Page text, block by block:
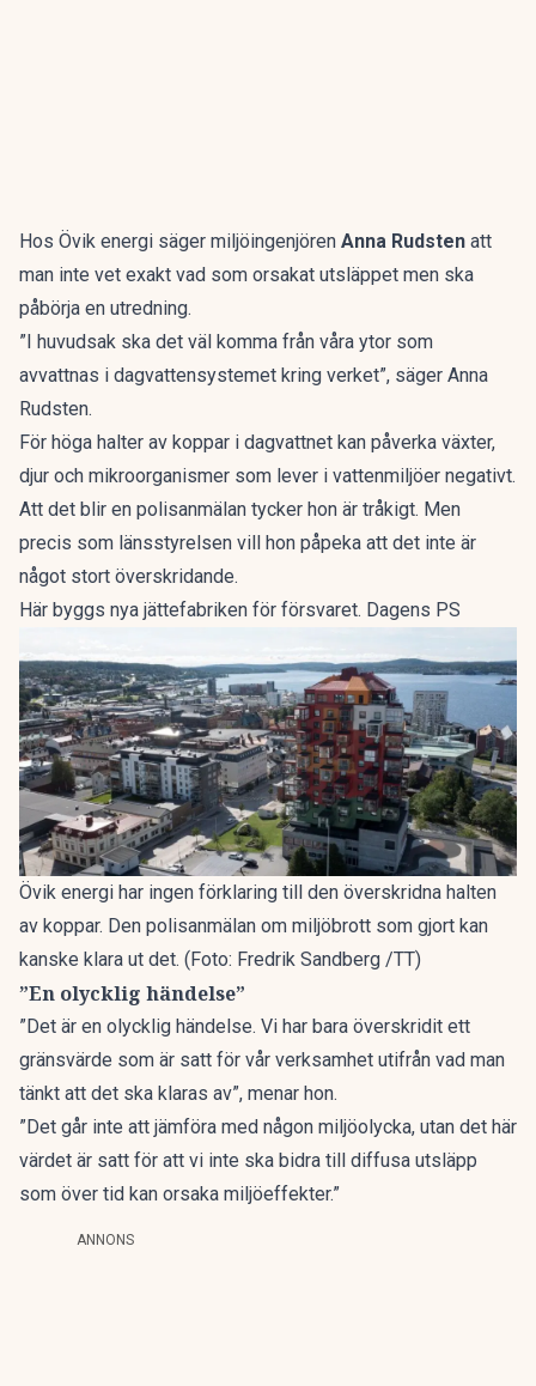
Hos Övik energi säger miljöingenjören Anna Rudsten att
man inte vet exakt vad som orsakat utsläppet men ska
påbörja en utredning.
”I huvudsak ska det väl komma från våra ytor som
avvattnas i dagvattensystemet kring verket”, säger Anna
Rudsten.
För höga halter av koppar i dagvattnet kan påverka växter,
djur och mikroorganismer som lever i vattenmiljöer negativt.
Att det blir en polisanmälan tycker hon är tråkigt. Men
precis som länsstyrelsen vill hon påpeka att det inte är
något stort överskridande.
Här byggs nya jättefabriken för försvaret. Dagens PS
Övik energi har ingen förklaring till den överskridna halten
av koppar. Den polisanmälan om miljöbrott som gjort kan
kanske klara ut det. (Foto: Fredrik Sandberg /TT)
”En olycklig händelse”
”Det är en olycklig händelse. Vi har bara överskridit ett
gränsvärde som är satt för vår verksamhet utifrån vad man
tänkt att det ska klaras av”, menar hon.
”Det går inte att jämföra med någon miljöolycka, utan det här
värdet är satt för att vi inte ska bidra till diffusa utsläpp
som över tid kan orsaka miljöeffekter.”
ANNONS